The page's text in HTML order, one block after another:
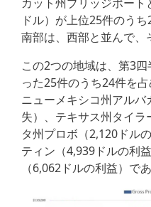
ドル）が上位25件のうち
南部は、西部と並んで、
この2つの地域は、第3
った25件のうち24件を
ニューメキシコ州アル
失）、テキサス州タイ
タ州プロボ（2,120ドル
ティン（4,939ドルの利
（6,062ドルの利益）であ